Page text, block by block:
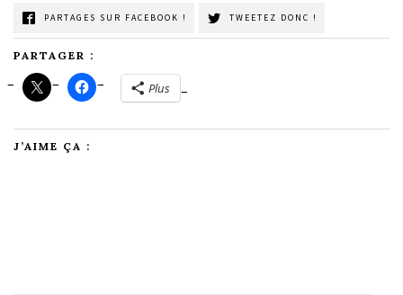
PARTAGES SUR FACEBOOK ! TWEETEZ DONC !
PARTAGER :
Plus
J’AIME ÇA :